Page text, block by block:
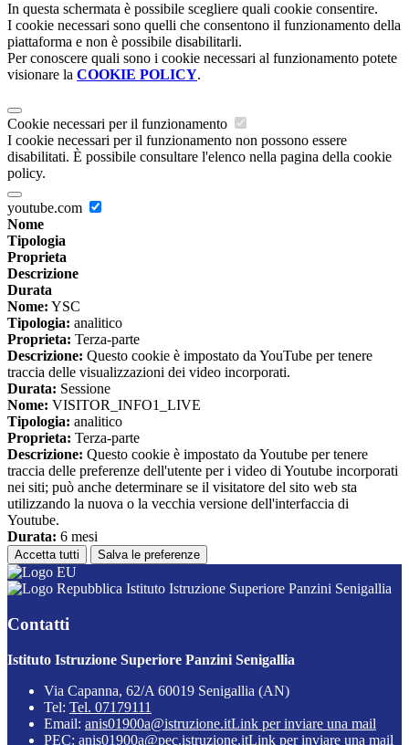
In questa schermata è possibile scegliere quali cookie consentire.
I cookie necessari sono quelli che consentono il funzionamento della
piattaforma e non è possibile disabilitarli.
Per conoscere quali sono i cookie necessari al funzionamento potete
visionare la COOKIE POLICY.
Cookie necessari per il funzionamento
I cookie necessari per il funzionamento non possono essere
disabilitati. È possibile consultare l'elenco nella pagina della cookie
policy.
youtube.com
Nome
Tipologia
Proprieta
Descrizione
Durata
Nome: YSC
Tipologia: analitico
Proprieta: Terza-parte
Descrizione: Questo cookie è impostato da YouTube per tenere
traccia delle visualizzazioni dei video incorporati.
Durata: Sessione
Nome: VISITOR_INFO1_LIVE
Tipologia: analitico
Proprieta: Terza-parte
Descrizione: Questo cookie è impostato da Youtube per tenere
traccia delle preferenze dell'utente per i video di Youtube incorporati
nei siti; può anche determinare se il visitatore del sito web sta
utilizzando la nuova o la vecchia versione dell'interfaccia di
Youtube.
Durata: 6 mesi
Accetta tutti Salva le preferenze
Istituto Istruzione Superiore Panzini Senigallia
Contatti
Istituto Istruzione Superiore Panzini Senigallia
Via Capanna, 62/A 60019 Senigallia (AN)
Tel: Tel. 07179111
Email: anis01900a@istruzione.itLink per inviare una mail
PEC: anis01900a@pec.istruzione.itLink per inviare una mail